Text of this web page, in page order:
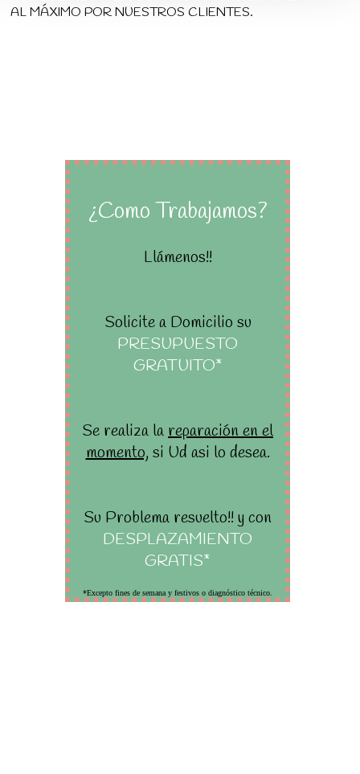
AL MÁXIMO POR NUESTROS CLIENTES.
¿Como Trabajamos?
Llámenos!!
Solicite a Domicilio su
PRESUPUESTO
GRATUITO*
Se realiza lareparación en el
momento, si Ud asi lo desea.
Su Problema resuelto!! y con
DESPLAZAMIENTO
GRATIS*
*Excepto fines de semana y festivos o diagnóstico técnico.